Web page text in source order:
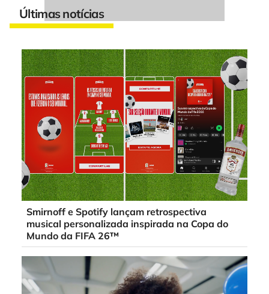
Últimas notícias
Smirnoff e Spotify lançam retrospectiva
musical personalizada inspirada na Copa do
Mundo da FIFA 26™